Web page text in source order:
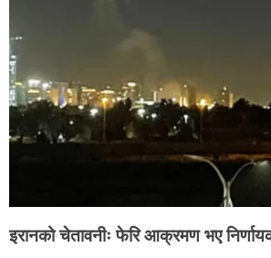
इरानको चेतावनीः फेरि आक्रमण भए